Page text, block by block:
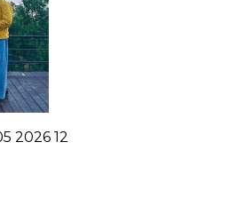
2026 12